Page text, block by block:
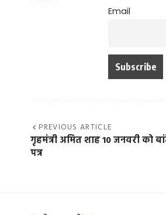
Email
PREVIOUS ARTICLE
गृहमंत्री अमित शाह 10 जनवरी को
पत्र